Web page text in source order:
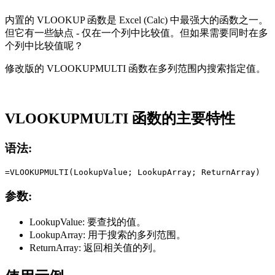
内置的 VLOOKUP 函数是 Excel (Calc) 中最强大的函数之一。
但它有一些缺点 - 仅在一个列中比较值。但如果需要同时在多
个列中比较值呢？
修改版的 VLOOKUPMULTI 函数在多列范围内搜索指定值。
VLOOKUPMULTI 函数的主要特性
语法:
参数:
LookupValue: 要查找的值。
LookupArray: 用于搜索的多列范围。
ReturnArray: 返回相关值的列。